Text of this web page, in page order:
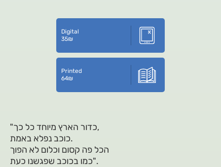
Digital
35₪
Printed
64₪
"כדור הארץ מיוחד כל כך,
כוכב נפלא באמת.
הכל פה קסום וכלום לא הפוך
כמו בכוכב שפגשנו כעת".